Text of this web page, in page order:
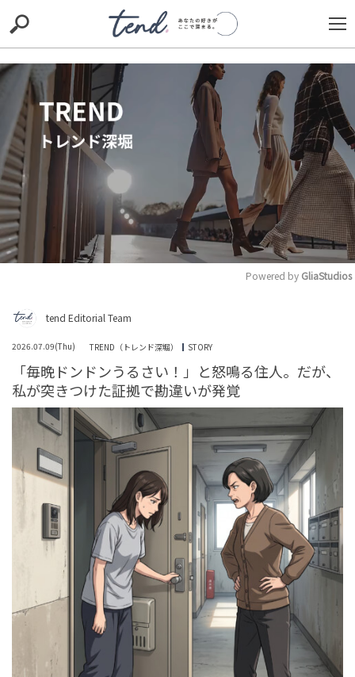
TIE-UP お出かけ RECOMMED editor
trill nordot RECOMMEND ARENA TOP
「イケメン、年収1000万以上以外は興味ない」と断言す
きか賛否激突
tend Editorial Team
「あの、せめて残業代だけでも…」と掛け合っても話を
聞いてくれないブラック企業。だが、私の勇気ある一言
が人生を変えた
TREND（トレンド深堀）
STORY
tend Editorial Team
夫「前から言ってたよね」→「聞いてないんだけど」職
場のママ友と我が子で出かける約束をした夫。妻が正論
をぶつけた結果
TREND（トレンド深堀）
STORY
tend Editorial Team
Powered by GliaStudios
tend Editorial Team
2026.07.09(Thu) TREND（トレンド深堀） STORY
「毎晩ドンドンうるさい！」と怒鳴る住人。だが、
私が突きつけた証拠で勘違いが発覚